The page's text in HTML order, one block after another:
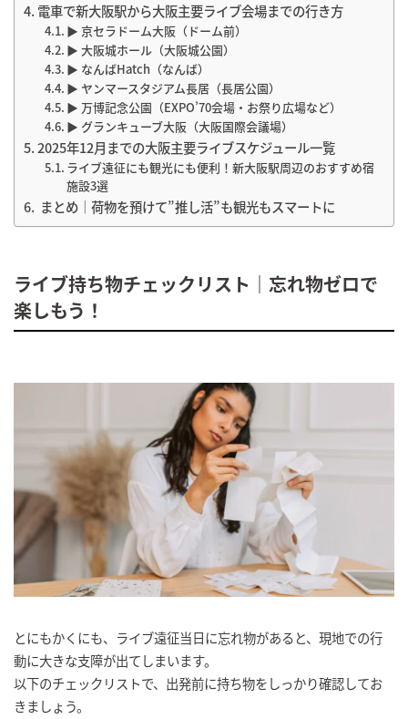
電車で新大阪駅から大阪主要ライブ会場までの行き方
▶ 京セラドーム大阪（ドーム前）
▶ 大阪城ホール（大阪城公園）
▶ なんばHatch（なんば）
▶ ヤンマースタジアム長居（長居公園）
▶ 万博記念公園（EXPO’70会場・お祭り広場など）
▶ グランキューブ大阪（大阪国際会議場）
2025年12月までの大阪主要ライブスケジュール一覧
ライブ遠征にも観光にも便利！新大阪駅周辺のおすすめ宿泊
施設3選
まとめ｜荷物を預けて”推し活”も観光もスマートに
ライブ持ち物チェックリスト｜忘れ物ゼロで
楽しもう！
とにもかくにも、ライブ遠征当日に忘れ物があると、現地での行
動に大きな支障が出てしまいます。
以下のチェックリストで、出発前に持ち物をしっかり確認してお
きましょう。